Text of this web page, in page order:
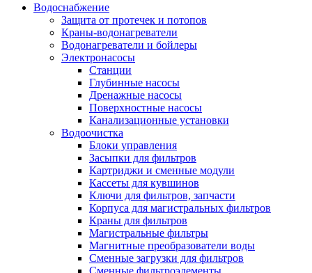
Строительные товары
Все для бани
Полезные статьи
Новости и Акции
Водоснабжение
Защита от протечек и потопов
Краны-водонагреватели
Водонагреватели и бойлеры
Электронасосы
Станции
Глубинные насосы
Дренажные насосы
Поверхностные насосы
Канализационные установки
Водоочистка
Блоки управления
Засыпки для фильтров
Картриджи и сменные модули
Кассеты для кувшинов
Ключи для фильтров, запчасти
Корпуса для магистральных фильтров
Краны для фильтров
Магистральные фильтры
Магнитные преобразователи воды
Сменные загрузки для фильтров
Сменные фильтроэлементы